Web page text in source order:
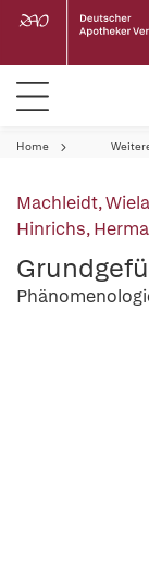
Home
Machleidt,
Hinrichs,